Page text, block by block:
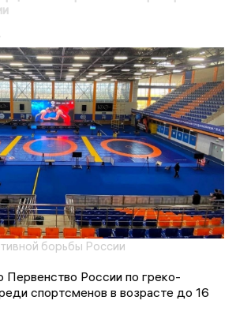
борьбы России
России по греко-
спортсменов в возрасте до 16